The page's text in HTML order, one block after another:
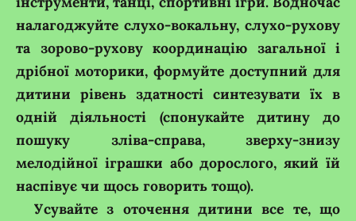
налагоджуйте слухо-вокальну, слухо-рухову
та зорово-рухову координацію загальної і
дрібної моторики, формуйте доступний для
дитини рівень здатності синтезувати їх в
одній діяльності (спонукайте дитину до
пошуку зліва-справа, зверху-знизу
мелодійної іграшки або дорослого, який їй
наспівує чи щось говорить тощо).
Усувайте з оточення дитини все те, що